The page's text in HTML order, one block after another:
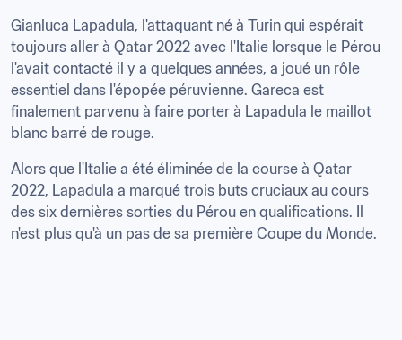
Gianluca Lapadula, l'attaquant né à Turin qui espérait
toujours aller à Qatar 2022 avec l'Italie lorsque le Pérou
l'avait contacté il y a quelques années, a joué un rôle
essentiel dans l'épopée péruvienne. Gareca est
finalement parvenu à faire porter à Lapadula le maillot
Alors que l'Italie a été éliminée de la course à Qatar
2022, Lapadula a marqué trois buts cruciaux au cours
des six dernières sorties du Pérou en qualifications. Il